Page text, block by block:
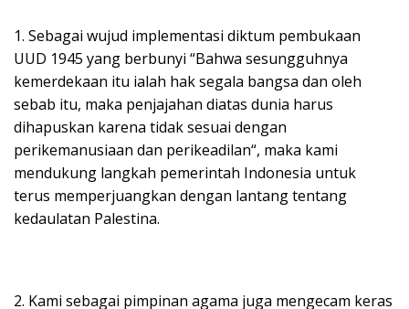
1. Sebagai wujud implementasi diktum pembukaan
UUD 1945 yang berbunyi “Bahwa sesungguhnya
kemerdekaan itu ialah hak segala bangsa dan oleh
sebab itu, maka penjajahan diatas dunia harus
dihapuskan karena tidak sesuai dengan
perikemanusiaan dan perikeadilan“, maka kami
mendukung langkah pemerintah Indonesia untuk
terus memperjuangkan dengan lantang tentang
kedaulatan Palestina.
2. Kami sebagai pimpinan agama juga mengecam keras